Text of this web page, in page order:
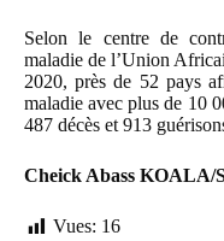
Selon le centre de
maladie de l’Union
2020, près de 52 pays
maladie avec plus de 10
487 décès et 913
Cheick Abass KOALA/
Vues: 16